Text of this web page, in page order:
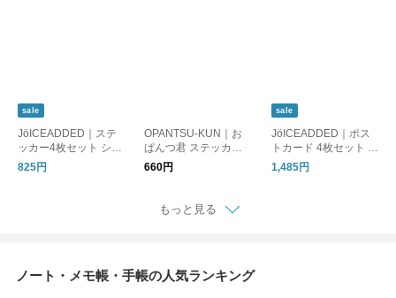
sale
JöICEADDED｜ステ
ッカー4枚セット シー
ル J241SC01 J243SC
01 ジョイスアディッ
825円
OPANTSU-KUN｜お
ぱんつ君 ステッカー2
枚セット シール 雑貨
おぱんつくん
660円
sale
JöICEADDED｜ポス
トカード 4枚セット 壁
風景 絵はがき インテ
リア カフェ J241PC0
1,485円
もっと見る
ノート・メモ帳・手帳の人気ランキング